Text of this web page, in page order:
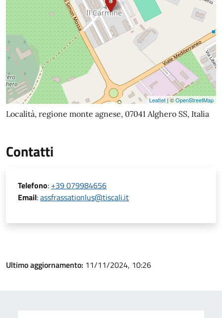
Leaflet| ©OpenStreetMap
Località, regione monte agnese, 07041 Alghero SS, Italia
Contatti
Telefono: +39 079984656
Email:assfrassationlus@tiscali.it
Ultimo aggiornamento: 11/11/2024, 10:26